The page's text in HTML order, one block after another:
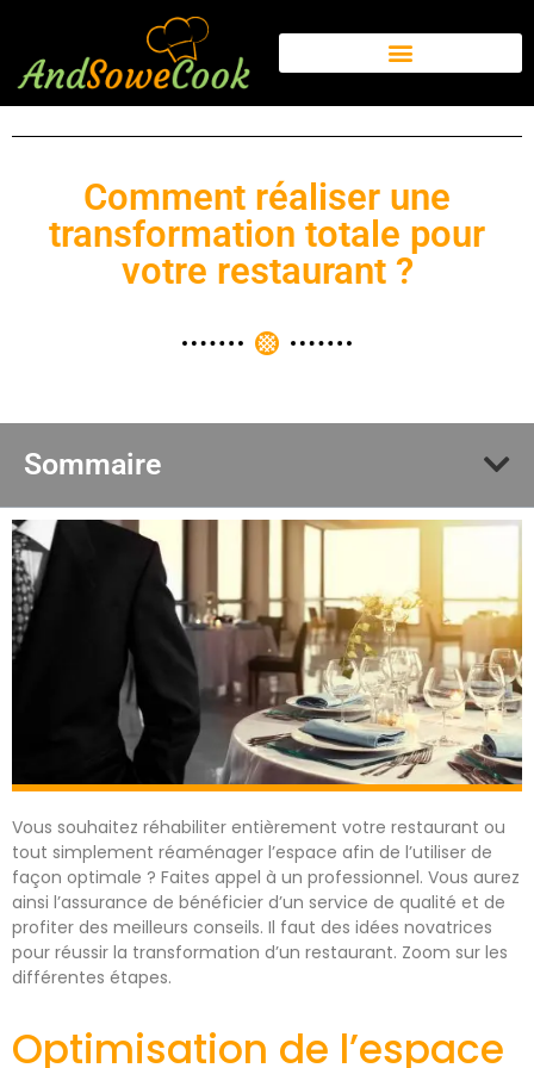
Comment réaliser une
transformation totale pour
votre restaurant ?
Sommaire
Vous souhaitez réhabiliter entièrement votre restaurant ou
tout simplement réaménager l’espace afin de l’utiliser de
façon optimale ? Faites appel à un professionnel. Vous aurez
ainsi l’assurance de bénéficier d’un service de qualité et de
profiter des meilleurs conseils. Il faut des idées novatrices
pour réussir la transformation d’un restaurant. Zoom sur les
différentes étapes.
Optimisation de l’espace